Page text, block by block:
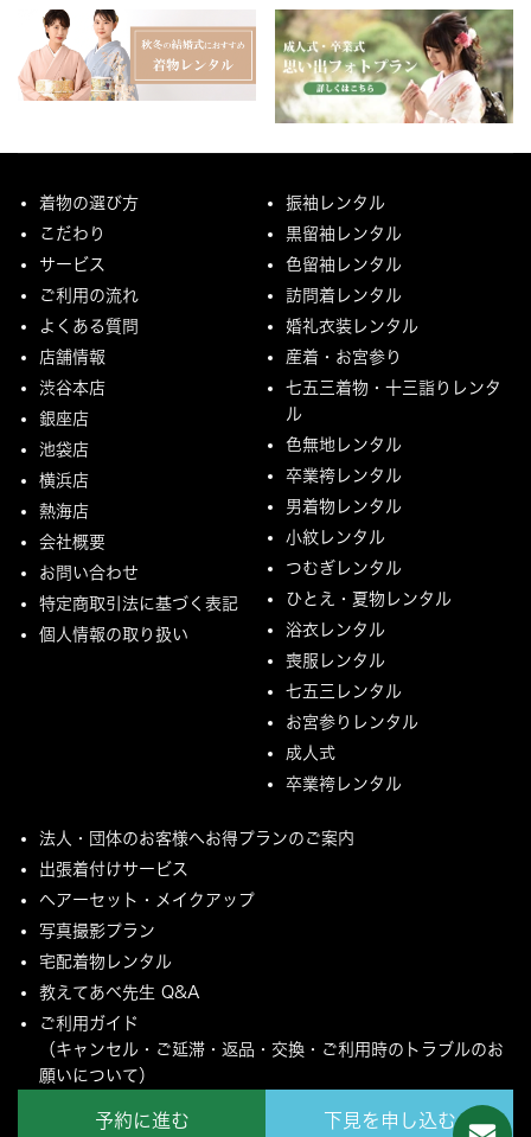
予約に進む 下見を申し込む
着物の選び方
こだわり
サービス
ご利用の流れ
よくある質問
店舗情報
渋谷本店
銀座店
池袋店
横浜店
熱海店
会社概要
お問い合わせ
特定商取引法に基づく表記
個人情報の取り扱い
振袖レンタル
黒留袖レンタル
色留袖レンタル
訪問着レンタル
婚礼衣装レンタル
産着・お宮参り
七五三着物・十三詣りレンタ
ル
色無地レンタル
卒業袴レンタル
男着物レンタル
小紋レンタル
つむぎレンタル
ひとえ・夏物レンタル
浴衣レンタル
喪服レンタル
七五三レンタル
お宮参りレンタル
成人式
卒業袴レンタル
法人・団体のお客様へお得プランのご案内
出張着付けサービス
ヘアーセット・メイクアップ
写真撮影プラン
宅配着物レンタル
教えてあべ先生 Q&A
ご利用ガイド
（キャンセル・ご延滞・返品・交換・ご利用時のトラブルのお
願いについて）